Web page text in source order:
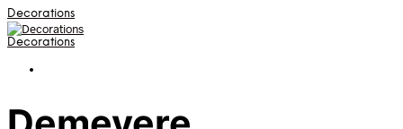
Decorations
Decorations